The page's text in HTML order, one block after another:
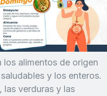
los alimentos de origen
y los enteros.
las verduras y las